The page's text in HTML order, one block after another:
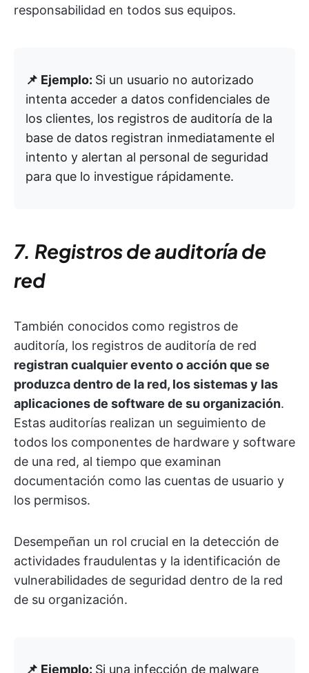
responsabilidad en todos sus equipos.
📌 Ejemplo: Si un usuario no autorizado
intenta acceder a datos confidenciales de
los clientes, los registros de auditoría de la
base de datos registran inmediatamente el
intento y alertan al personal de seguridad
para que lo investigue rápidamente.
7. Registros de auditoría de
red
También conocidos como registros de
auditoría, los registros de auditoría de red
registran cualquier evento o acción que se
produzca dentro de la red, los sistemas y las
aplicaciones de software de su organización.
Estas auditorías realizan un seguimiento de
todos los componentes de hardware y software
de una red, al tiempo que examinan
documentación como las cuentas de usuario y
los permisos.
Desempeñan un rol crucial en la detección de
actividades fraudulentas y la identificación de
vulnerabilidades de seguridad dentro de la red
de su organización.
📌 Ejemplo: Si una infección de malware